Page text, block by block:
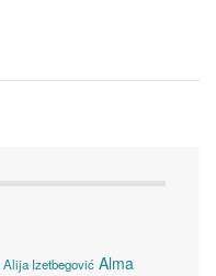
Alija Izetbegović Alma